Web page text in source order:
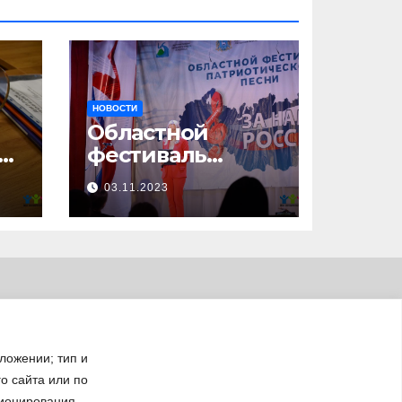
тип и
сайта или по
НОВОСТИ
Областной
фестиваль
патриотической
песни «За нами –
Россия!»
03.11.2023